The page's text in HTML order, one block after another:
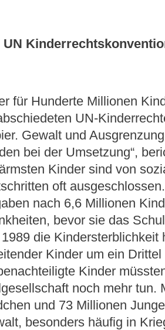
UN
für Hunderte Millionen
UN-
Gewalt und
bei der Umsetzung“,
Kinder sind von
oft
nach 6,6 Millionen
bevor sie das
die Kindersterblichkeit
Kinder um ein
Kinder
noch mehr tun.
und 73 Millionen
besonders häufig in